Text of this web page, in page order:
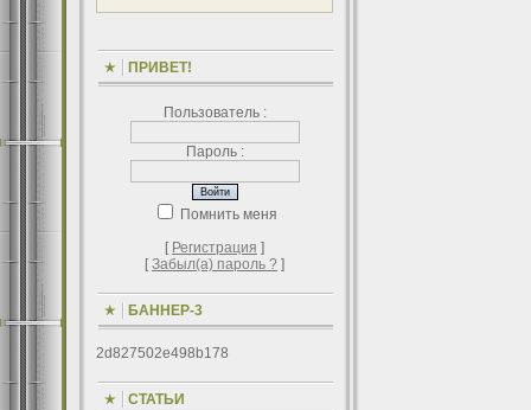
ПРИВЕТ!
Пользователь :
Пароль :
Помнить меня
[ Регистрация ]
[Забыл(а) пароль ? ]
БАННЕР-3
2d827502e498b178
СТАТЬИ